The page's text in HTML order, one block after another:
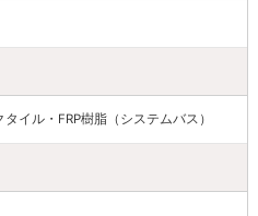
イル・FRP樹脂（システムバス）